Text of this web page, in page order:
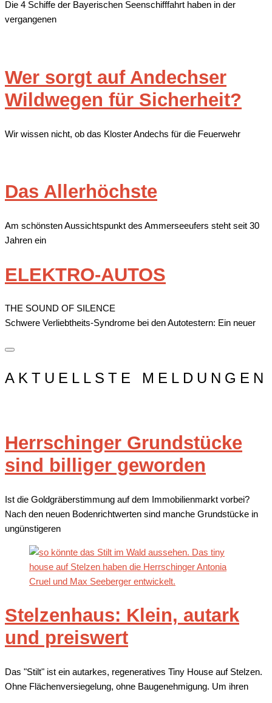
Die 4 Schiffe der Bayerischen Seenschifffahrt haben in der
vergangenen
Wer sorgt auf Andechser
Wildwegen für Sicherheit?
Wir wissen nicht, ob das Kloster Andechs für die Feuerwehr
Das Allerhöchste
Am schönsten Aussichtspunkt des Ammerseeufers steht seit 30
Jahren ein
ELEKTRO-AUTOS
THE SOUND OF SILENCE
Schwere Verliebtheits-Syndrome bei den Autotestern: Ein neuer
AKTUELLSTE MELDUNGEN
Herrschinger Grundstücke
sind billiger geworden
Ist die Goldgräberstimmung auf dem Immobilienmarkt vorbei?
Nach den neuen Bodenrichtwerten sind manche Grundstücke in
ungünstigeren
Stelzenhaus: Klein, autark
und preiswert
Das "Stilt" ist ein autarkes, regeneratives Tiny House auf Stelzen.
Ohne Flächenversiegelung, ohne Baugenehmigung. Um ihren